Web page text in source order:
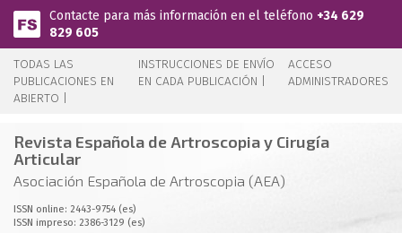
Pasar al contenido principal
Contacte para más información en el teléfono +34 629
829 605
TODAS LAS
PUBLICACIONES EN
ABIERTO |
INSTRUCCIONES DE ENVÍO
EN CADA PUBLICACIÓN |
ACCESO
ADMINISTRADORES
Revista Española de Artroscopia y Cirugía
Articular
Asociación Española de Artroscopia (AEA)
ISSN online: 2443-9754 (es)
ISSN impreso: 2386-3129 (es)